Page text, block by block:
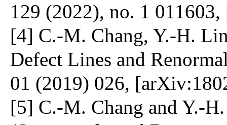
129 (2022), no. 1
[4] C.-M. Chang, Y.-H.
Defect Lines and
01 (2019) 026,
[5] C.-M. Chang and Y.-